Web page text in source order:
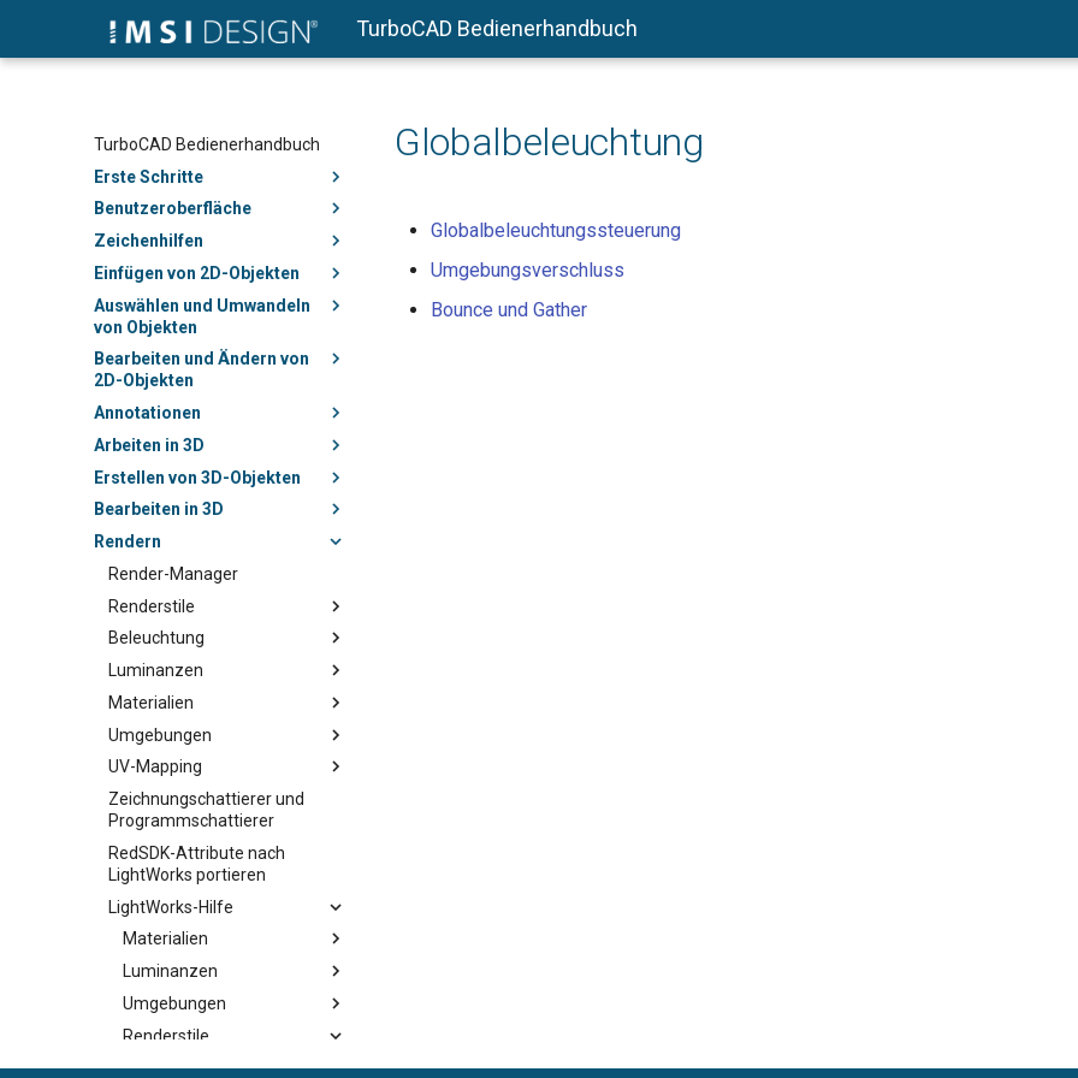
TurboCAD Bedienerhandbuch
TurboCAD Bedienerhandbuch
Erste Schritte
Benutzeroberfläche
Zeichenhilfen
Einfügen von 2D-Objekten
Auswählen und Umwandeln
von Objekten
Bearbeiten und Ändern von
2D-Objekten
Annotationen
Arbeiten in 3D
Erstellen von 3D-Objekten
Bearbeiten in 3D
Rendern
Render-Manager
Renderstile
Beleuchtung
Luminanzen
Materialien
Umgebungen
UV-Mapping
Zeichnungschattierer und
Programmschattierer
RedSDK-Attribute nach
LightWorks portieren
LightWorks-Hilfe
Materialien
Luminanzen
Umgebungen
Renderstile
Rendern
Globalbeleuchtung
Globalbeleuchtungssteuerung
Umgebungsverschluss
Bounce und Gather